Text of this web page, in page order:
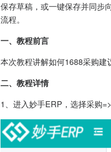
保存草稿，或一键保存并同步
流程。
一、 教程前言
本次教程讲解如何1688采购
二、 教程详情
1、进入妙手ERP，选择采购